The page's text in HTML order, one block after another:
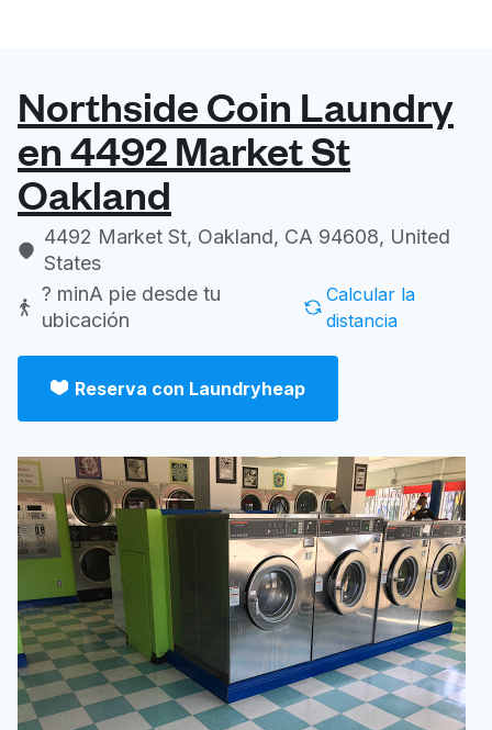
Northside Coin Laundry
en 4492 Market St
Oakland
4492 Market St, Oakland, CA 94608, United
States
? minA pie desde tu
ubicación
Calcular la
distancia
Reserva con Laundryheap